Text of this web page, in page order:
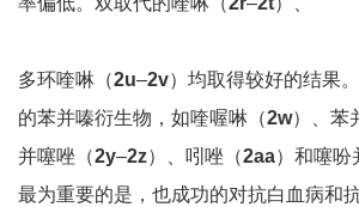
多环喹啉（2u–2v）均取得较好的结果
的苯并嗪衍生物，如喹喔啉（2w）、苯
并噻唑（2y–2z）、吲唑（2aa）和噻吩
最为重要的是，也成功的对抗白血病和